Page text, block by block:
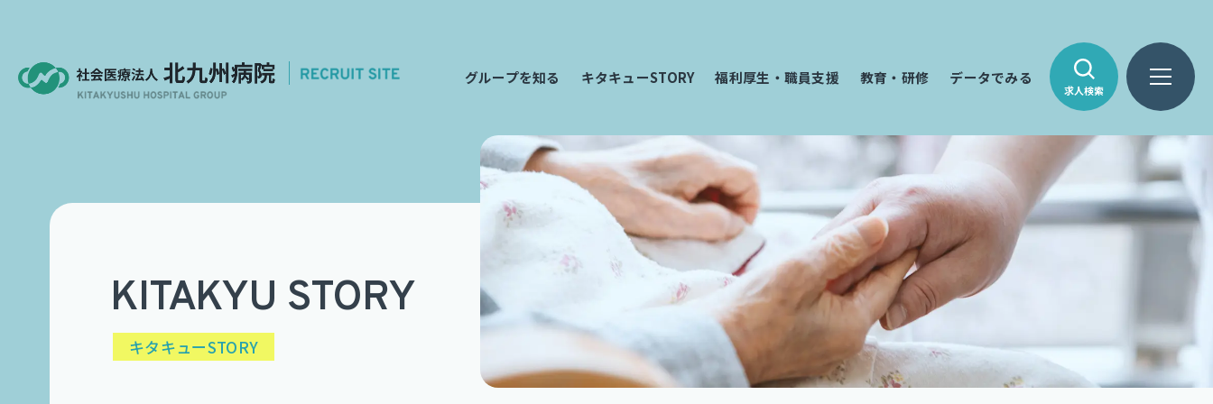
グループを知る キタキューSTORY 福利厚生・職員支援 教育・研修 データでみる
求人検索
KITAKYU STORY
キタキューSTORY